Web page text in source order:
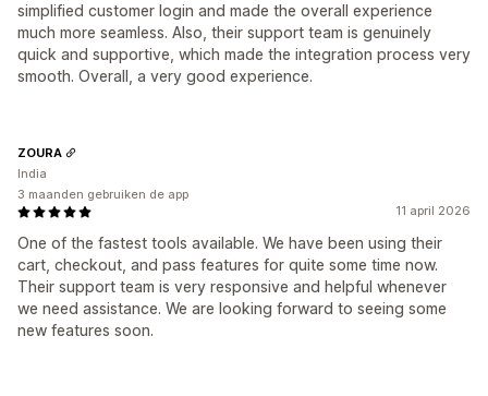
simplified customer login and made the overall experience
much more seamless. Also, their support team is genuinely
quick and supportive, which made the integration process very
smooth. Overall, a very good experience.
11 april 2026
One of the fastest tools available. We have been using their
cart, checkout, and pass features for quite some time now.
Their support team is very responsive and helpful whenever
we need assistance. We are looking forward to seeing some
new features soon.
ZOURA
India
3 maanden gebruiken de app